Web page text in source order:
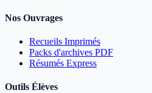
Nos Ouvrages
Recueils Imprimés
Packs d'archives PDF
Résumés Express
Outils Élèves